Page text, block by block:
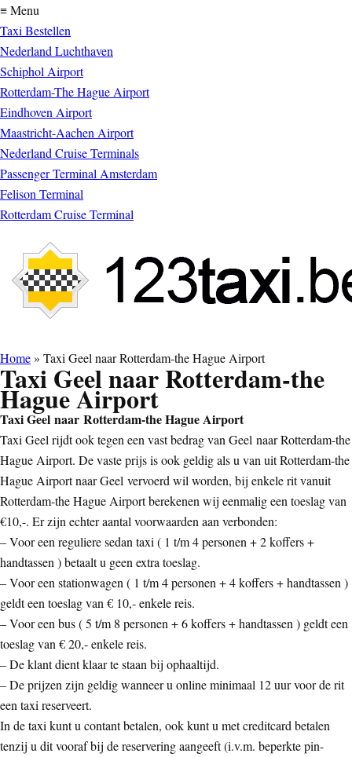
≡ Menu
Taxi Bestellen
Nederland Luchthaven
Schiphol Airport
Rotterdam-The Hague Airport
Eindhoven Airport
Maastricht-Aachen Airport
Nederland Cruise Terminals
Passenger Terminal Amsterdam
Felison Terminal
Rotterdam Cruise Terminal
Home» Taxi Geel naar Rotterdam-the Hague Airport
Taxi Geel naar Rotterdam-the
Hague Airport
Taxi Geel naar Rotterdam-the Hague Airport
Taxi Geel rijdt ook tegen een vast bedrag van Geel naar Rotterdam-the
Hague Airport. De vaste prijs is ook geldig als u van uit Rotterdam-the
Hague Airport naar Geel vervoerd wil worden, bij enkele rit vanuit
Rotterdam-the Hague Airport berekenen wij eenmalig een toeslag van
€10,-. Er zijn echter aantal voorwaarden aan verbonden:
– Voor een reguliere sedan taxi ( 1 t/m 4 personen + 2 koffers +
handtassen ) betaalt u geen extra toeslag.
– Voor een stationwagen ( 1 t/m 4 personen + 4 koffers + handtassen )
geldt een toeslag van € 10,- enkele reis.
– Voor een bus ( 5 t/m 8 personen + 6 koffers + handtassen ) geldt een
toeslag van € 20,- enkele reis.
– De klant dient klaar te staan bij ophaaltijd.
– De prijzen zijn geldig wanneer u online minimaal 12 uur voor de rit
een taxi reserveert.
In de taxi kunt u contant betalen, ook kunt u met creditcard betalen
tenzij u dit vooraf bij de reservering aangeeft (i.v.m. beperkte pin-